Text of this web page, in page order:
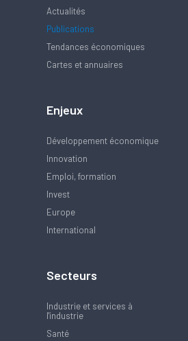
Actualités
Publications
Tendances économiques
Cartes et annuaires
Enjeux
Développement économique
Innovation
Emploi, formation
Invest
Europe
International
Secteurs
Industrie et services à
l'industrie
Santé